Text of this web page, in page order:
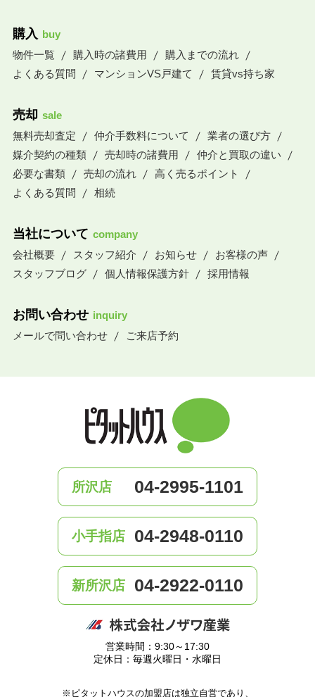
購入 buy
物件一覧
購入時の諸費用
購入までの流れ
よくある質問
マンションVS戸建て 賃貸vs持ち家
売却 sale
無料売却査定
仲介手数料について
業者の選び方
媒介契約の種類
売却時の諸費用
仲介と買取の違い
必要な書類
売却の流れ
高く売るポイント
よくある質問
相続
当社について company
会社概要
スタッフ紹介 お知らせ
お客様の声
スタッフブログ
個人情報保護方針 採用情報
お問い合わせ inquiry
メールで問い合わせ
ご来店予約
所沢店 04-2995-1101
小手指店 04-2948-0110
新所沢店 04-2922-0110
営業時間：9:30～17:30
定休日：毎週火曜日・水曜日
※ピタットハウスの加盟店は独立自営であり、